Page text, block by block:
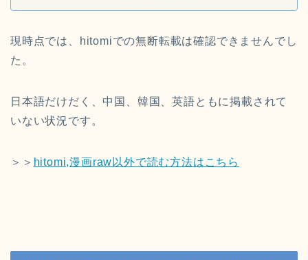
現時点では、hitomiでの無断転載は確認できませんでし
た。
日本語だけだく、中国、韓国、英語ともに掲載されて
いない状況です。
＞＞ hitomi,漫画raw以外で読む方法はこちら